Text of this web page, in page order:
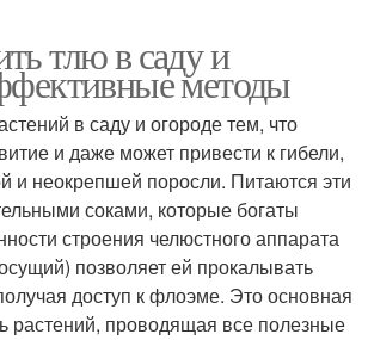
тлю в саду и
методы
в саду и огороде тем, что
и даже может привести к гибели,
и неокрепшей поросли. Питаются эти
соками, которые богаты
строения челюстного аппарата
позволяет ей прокалывать
доступ к флоэме. Это основная
растений, проводящая все полезные